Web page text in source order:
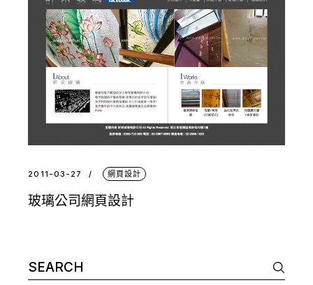
2011-03-27 網頁設計
玻璃公司網頁設計
Search
for: